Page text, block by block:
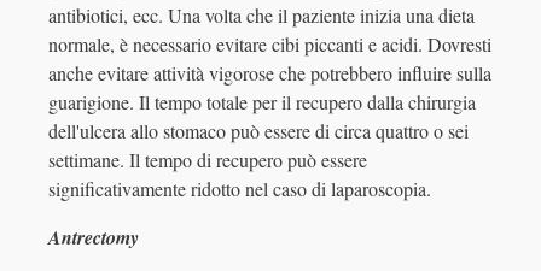
antibiotici, ecc. Una volta che il paziente inizia una dieta
normale, è necessario evitare cibi piccanti e acidi. Dovresti
anche evitare attività vigorose che potrebbero influire sulla
guarigione. Il tempo totale per il recupero dalla chirurgia
dell'ulcera allo stomaco può essere di circa quattro o sei
settimane. Il tempo di recupero può essere
significativamente ridotto nel caso di laparoscopia.
Antrectomy